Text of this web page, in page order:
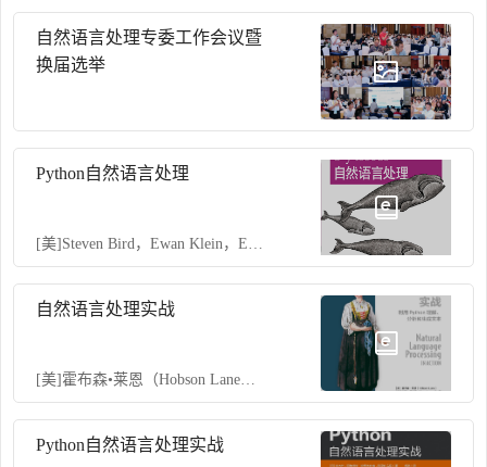
自然语言处理专委工作会议暨
换届选举
Python自然语言处理
[美]Steven Bird，Ewan Klein，Edward Loper著 伯德，克莱恩，洛佩尔 著
自然语言处理实战
[美]霍布森•莱恩（Hobson Lane）科尔•霍华德（Cole Howard） 汉纳斯•马克斯•哈普克（Hannes Max Hapke） 著
Python自然语言处理实战